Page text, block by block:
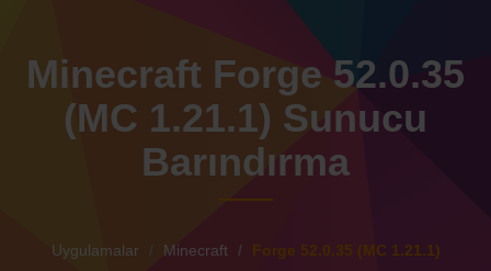
Minecraft Forge 52.0.35
(MC 1.21.1) Sunucu
Barındırma
Uygulamalar Minecraft Forge 52.0.35 (MC 1.21.1)